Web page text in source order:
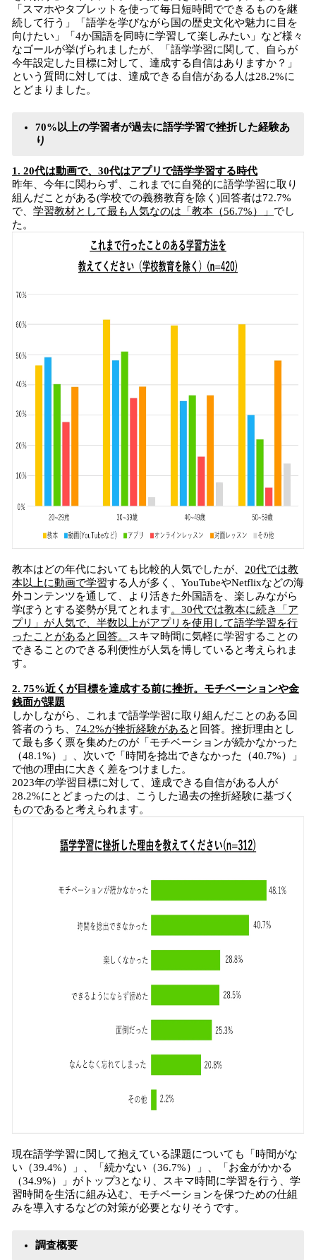
「スマホやタブレットを使って毎日短時間でできるものを継
続して行う」「語学を学びながら国の歴史文化や魅力に目を
向けたい」「4か国語を同時に学習して楽しみたい」など様々
なゴールが挙げられましたが、「語学学習に関して、自らが
今年設定した目標に対して、達成する自信はありますか？」
という質問に対しては、達成できる自信がある人は28.2%に
とどまりました。
70%以上の学習者が過去に語学学習で挫折した経験あ
り
1. 20代は動画で、30代はアプリで語学学習する時代
昨年、今年に関わらず、これまでに自発的に語学学習に取り
組んだことがある(学校での義務教育を除く)回答者は72.7%
で、 学習教材として最も人気なのは「教本（56.7%）」 でし
た。
教本はどの年代においても比較的人気でしたが、 20代では教
本以上に動画で学習する人が多く、YouTubeやNetflixなどの海
外コンテンツを通して、より活きた外国語を、楽しみながら
学ぼうとする姿勢が見てとれます。30代では教本に続き「ア
プリ」が人気で、半数以上がアプリを使用して語学学習を行
ったことがあると回答。
スキマ時間に気軽に学習することの
できることのできる利便性が人気を博していると考えられま
す。
2. 75%近くが目標を達成する前に挫折。モチベーションや金
銭面が課題
しかしながら、これまで語学学習に取り組んだことのある回
答者のうち、 74.2%が挫折経験がある と回答。挫折理由とし
て最も多く票を集めたのが「モチベーションが続かなかった
（48.1%）」、次いで「時間を捻出できなかった（40.7%）」
で他の理由に大きく差をつけました。
2023年の学習目標に対して、達成できる自信がある人が
28.2%にとどまったのは、こうした過去の挫折経験に基づく
ものであると考えられます。
現在語学学習に関して抱えている課題についても「時間がな
い（39.4%）」、「続かない（36.7%）」、「お金がかかる
（34.9%）」がトップ3となり、スキマ時間に学習を行う、学
習時間を生活に組み込む、モチベーションを保つための仕組
みを導入するなどの対策が必要となりそうです。
調査概要